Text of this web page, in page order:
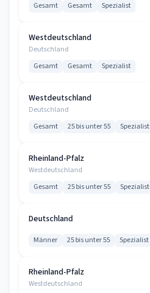
Gesamt Gesamt Spezialist
Westdeutschland
Deutschland
Gesamt Gesamt Spezialist
Westdeutschland
Deutschland
Gesamt 25 bis unter 55 Spezialist
Rheinland-Pfalz
Westdeutschland
Gesamt 25 bis unter 55 Spezialist
Deutschland
Männer 25 bis unter 55 Spezialist
Rheinland-Pfalz
Westdeutschland